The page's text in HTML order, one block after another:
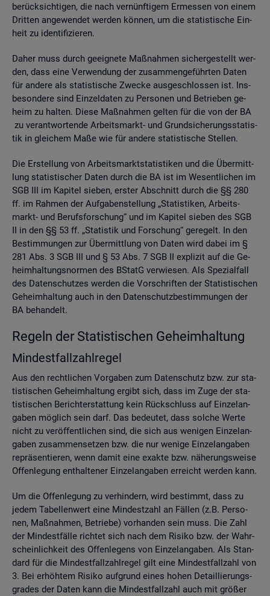
be­rück­sich­ti­gen, die nach ver­nünf­ti­gem Er­mes­sen von einem
Drit­ten an­ge­wen­det wer­den kön­nen, um die sta­tis­ti­sche Ein­
heit zu iden­ti­fi­zie­ren.
Daher muss durch ge­eig­ne­te Maß­nah­men si­cher­ge­stellt wer­
den, dass eine Ver­wen­dung der zu­sam­men­ge­führ­ten Daten
für an­de­re als sta­tis­ti­sche Zwe­cke aus­ge­schlos­sen ist. Ins­
be­son­de­re sind Ein­zel­da­ten zu Per­so­nen und Be­trie­ben ge­
heim zu hal­ten. Diese Maß­nah­men gel­ten für die von der BA
zu ver­ant­wor­ten­de Ar­beits­markt- und Grund­si­che­rungs­sta­tis­
tik in glei­chem Maße wie für an­de­re sta­tis­ti­sche Stel­len.
Die Er­stel­lung von Ar­beits­markt­sta­tis­ti­ken und die Über­mitt­
lung sta­tis­ti­scher Daten durch die BA ist im We­sent­li­chen im
SGB III im Ka­pi­tel sie­ben, ers­ter Ab­schnitt durch die §§ 280
ff. im Rah­men der Auf­ga­ben­stel­lung „Sta­tis­ti­ken, Ar­beits­
markt- und Be­rufs­for­schung“ und im Ka­pi­tel sie­ben des SGB
II in den §§ 53 ff. „Sta­tis­tik und For­schung“ ge­re­gelt. In den
Be­stim­mun­gen zur Über­mitt­lung von Daten wird dabei im §
281 Abs. 3 SGB III und § 53 Abs. 7 SGB II ex­pli­zit auf die Ge­
heim­hal­tungs­nor­men des BStatG ver­wie­sen. Als Spe­zi­al­fall
des Da­ten­schut­zes wer­den die Vor­schrif­ten der Sta­tis­ti­schen
Ge­heim­hal­tung auch in den Da­ten­schutz­be­stim­mun­gen der
BA be­han­delt.
Re­geln der Sta­tis­ti­schen Ge­heim­hal­tung
Min­dest­fall­zahl­re­gel
Aus den recht­li­chen Vor­ga­ben zum Da­ten­schutz bzw. zur sta­
tis­ti­schen Ge­heim­hal­tung er­gibt sich, dass im Zuge der sta­
tis­ti­schen Be­richt­erstat­tung kein Rück­schluss auf Ein­zel­an­
ga­ben mög­lich sein darf. Das be­deu­tet, dass sol­che Werte
nicht zu ver­öf­fent­li­chen sind, die sich aus we­ni­gen Ein­zel­an­
ga­ben zu­sam­men­set­zen bzw. die nur we­ni­ge Ein­zel­an­ga­ben
re­prä­sen­tie­ren, wenn damit eine ex­ak­te bzw. nä­he­rungs­wei­se
Of­fen­le­gung ent­hal­te­ner Ein­zel­an­ga­ben er­reicht wer­den kann.
Um die Of­fen­le­gung zu ver­hin­dern, wird be­stimmt, dass zu
jedem Ta­bel­len­wert eine Min­dest­zahl an Fäl­len (z.B. Per­so­
nen, Maß­nah­men, Be­trie­be) vor­han­den sein muss. Die Zahl
der Min­dest­fäl­le rich­tet sich nach dem Ri­si­ko bzw. der Wahr­
schein­lich­keit des Of­fen­le­gens von Ein­zel­an­ga­ben. Als Stan­
dard für die Min­dest­fall­zahl­re­gel gilt eine Min­dest­fall­zahl von
3. Bei er­höh­tem Ri­si­ko auf­grund eines hohen De­tail­lie­rungs­
gra­des der Daten kann die Min­dest­fall­zahl auch mit grö­ßer